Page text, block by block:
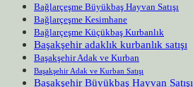
Bağlarçeşme Büyükbaş Hayvan Satışı
Bağlarçeşme Kesimhane
Bağlarçeşme Küçükbaş Kurbanlık
Başakşehir adaklık kurbanlık satışı
Başakşehir Adak ve Kurban
Başakşehir Adak ve Kurban Satışı
Başakşehir Büyükbaş Hayvan Satışı